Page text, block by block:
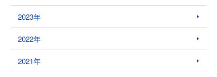
2023年
2022年
2021年